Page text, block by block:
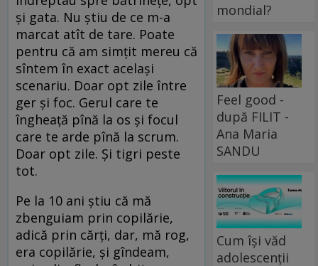
și gata. Nu știu de ce m-a
marcat atît de tare. Poate
pentru că am simțit mereu că
sîntem în exact același
scenariu. Doar opt zile între
ger și foc. Gerul care te
îngheață pînă la os și focul
care te arde pînă la scrum.
Doar opt zile. Și tigri peste
tot.
Pe la 10 ani știu că mă
zbenguiam prin copilărie,
adică prin cărți, dar, mă rog,
era copilărie, și gîndeam,
mondial?
Feel good -
după FILIT -
Ana Maria
SANDU
Cum își văd
adolescenții